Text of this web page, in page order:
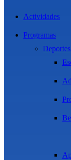
Actividades
Programas
Deportes